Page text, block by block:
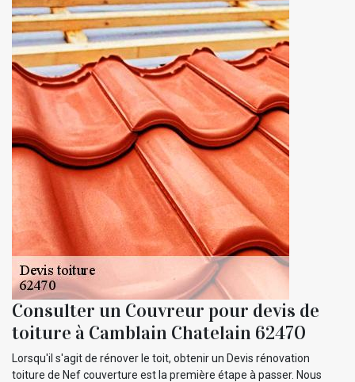
Consulter un Couvreur pour devis de
toiture à Camblain Chatelain 62470
Lorsqu'il s'agit de rénover le toit, obtenir un Devis rénovation
toiture de Nef couverture est la première étape à passer. Nous